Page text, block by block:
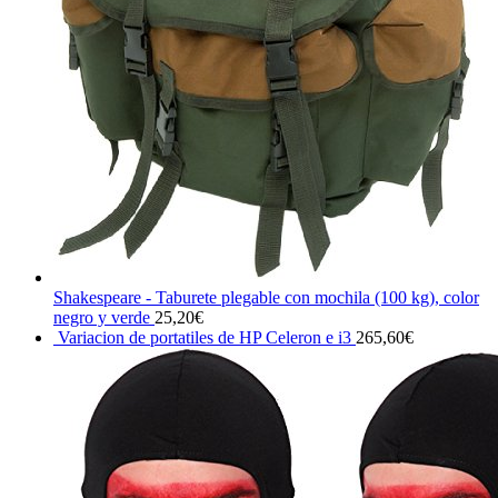
Shakespeare - Taburete plegable con mochila (100 kg), color
negro y verde 25,20€
Variacion de portatiles de HP Celeron e i3 265,60€